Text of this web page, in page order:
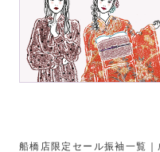
船橋店限定セール振袖一覧